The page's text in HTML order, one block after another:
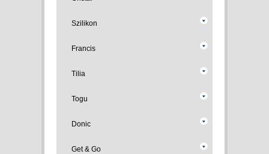
Szilikon
Francis
Tilia
Togu
Donic
Get & Go